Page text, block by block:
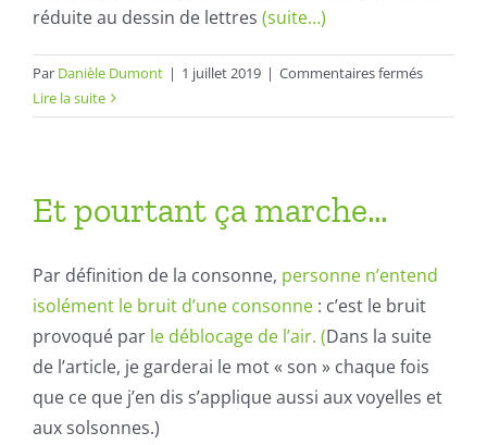
réduite au dessin de lettres (suite…)
Par Danièle Dumont | 1 juillet 2019 | Commentaires ferméssur
l’heure
Lire la suite
Et pourtant ça marche…
Par définition de la consonne, personne n’entend
isolément le bruit d’une consonne : c’est le bruit
provoqué par le déblocage de l’air. (Dans la suite
de l’article, je garderai le mot « son » chaque fois
que ce que j’en dis s’applique aussi aux voyelles et
aux solsonnes.)